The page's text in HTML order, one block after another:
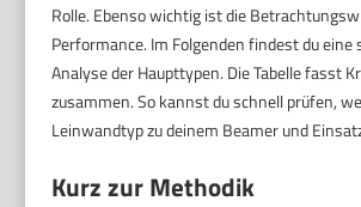
Rolle. Ebenso wichtig ist die
Performance. Im Folgenden findest du
Analyse der Haupttypen. Die Tabelle fasst
zusammen. So kannst du schnell prüfen,
Leinwandtyp zu deinem Beamer und
Kurz zur Methodik